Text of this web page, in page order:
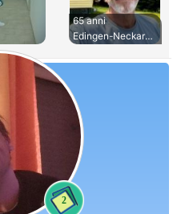
65 anni
Edingen-Neckarhaus
2